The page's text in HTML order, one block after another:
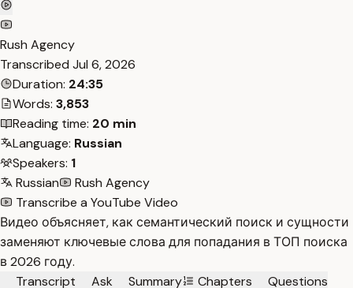
Rush Agency
Transcribed Jul 6, 2026
Duration: 24:35
Words: 3,853
Reading time: 20 min
Language: Russian
Speakers: 1
Russian
Rush Agency
Transcribe a YouTube Video
Видео объясняет, как семантический поиск и сущности
заменяют ключевые слова для попадания в ТОП поиска
в 2026 году.
Transcript
Ask Summary Chapters
Questions